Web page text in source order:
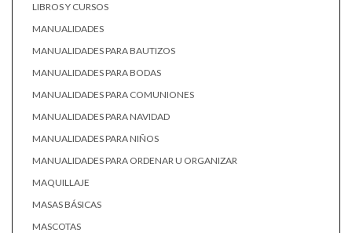
LIBROS Y CURSOS
MANUALIDADES
MANUALIDADES PARA BAUTIZOS
MANUALIDADES PARA BODAS
MANUALIDADES PARA COMUNIONES
MANUALIDADES PARA NAVIDAD
MANUALIDADES PARA NIÑOS
MANUALIDADES PARA ORDENAR U ORGANIZAR
MAQUILLAJE
MASAS BÁSICAS
MASCOTAS